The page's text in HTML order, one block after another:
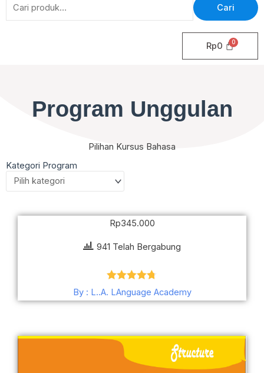
Cari
Rp0
Program Unggulan
Pilihan Kursus Bahasa
Kategori Program
Rp345.000
941 Telah Bergabung
Dinilai4.68
dari 5
By : L..A. LAnguage Academy